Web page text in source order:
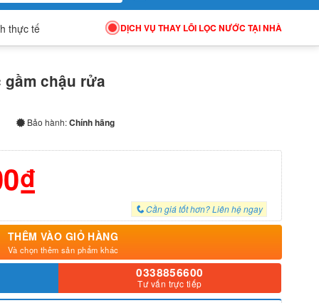
thực tế DỊCH VỤ THAY LÕI LỌC NƯỚC TẠI NHÀ
chậu rửa
Bảo hành:Chính hãng
Cần giá tốt hơn? Liên hệ ngay
THÊM VÀO GIỎ HÀNG
Và chọn thêm sản phẩm khác
0338856600
Tư vấn trực tiếp